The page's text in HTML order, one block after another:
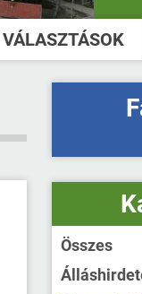
VÁLASZTÁSOK
Összes